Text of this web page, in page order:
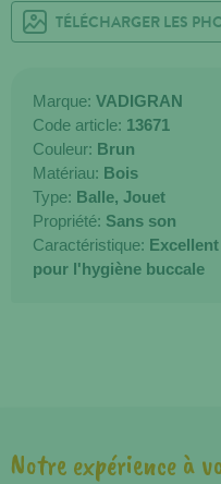
TÉLÉCHARGER LES
Marque: VADIGRAN
Code article: 13671
Couleur: Brun
Matériau: Bois
Type: Balle, Jouet
Propriété: Sans son
Caractéristique: Excellent
pour l'hygiène buccale
Avantages
Notre expérience à